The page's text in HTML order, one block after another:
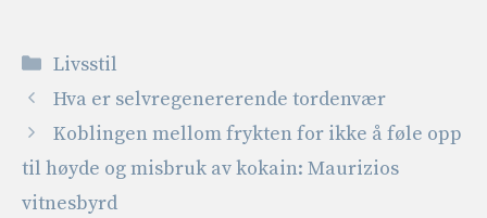
Kategorier
Livsstil
Hva er selvregenererende tordenvær
Koblingen mellom frykten for ikke å føle opp
til høyde og misbruk av kokain: Maurizios
vitnesbyrd